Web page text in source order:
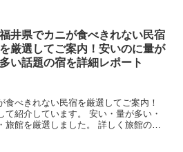
福井県でカニが食べきれない民宿
を厳選してご案内！安いのに量が
多い話題の宿を詳細レポート
食べきれない民宿を厳選してご案内！
います。 安い・量が多い・
選しました。 詳しく旅館の事